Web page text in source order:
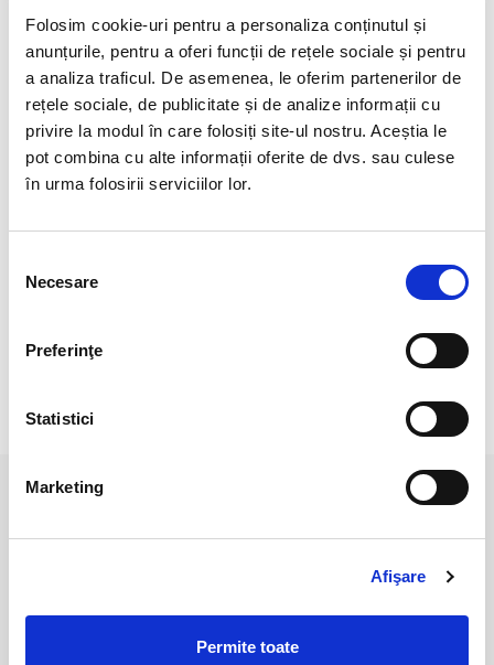
Folosim cookie-uri pentru a personaliza conținutul și
anunțurile, pentru a oferi funcții de rețele sociale și pentru
a analiza traficul. De asemenea, le oferim partenerilor de
rețele sociale, de publicitate și de analize informații cu
privire la modul în care folosiți site-ul nostru. Aceștia le
pot combina cu alte informații oferite de dvs. sau culese
în urma folosirii serviciilor lor.
consimțământului
Necesare
Preferinţe
Statistici
Marketing
Afişare
Permite toate
DESCRIERE PRODUS
Bratara chihlimbar baltic (ambra), cureaua este din piele iar
inchizatorul si accesoriile sunt din otel inoxidabil.
Cristal natural 100 %.
Origine: Lithuania
RECENZII CLIENTI